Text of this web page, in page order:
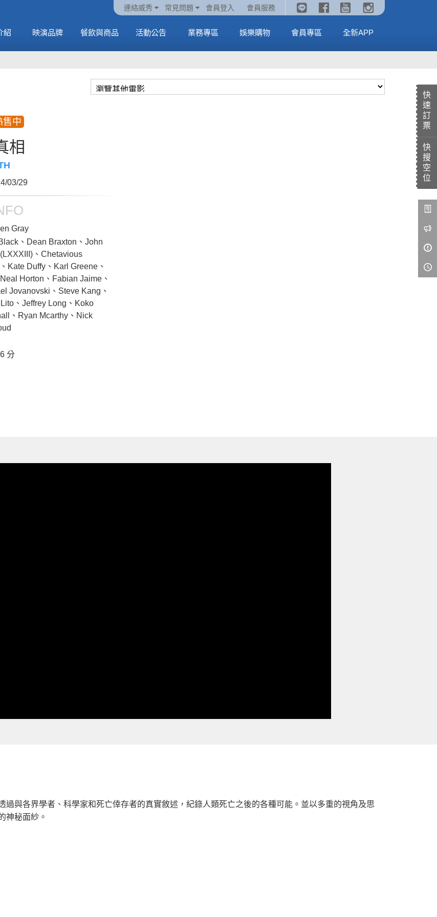
連絡威秀 常見問題 會員登入 會員服務
紹 MORE
火熱預售中《橡樹街
末日》
MORE
火熱預售中《汪汪隊立大功：恐龍大電影》
映演品牌 餐飲與商品
MORE
🥤威秀獨家電影套餐
🥤全台熱賣中
MORE
《劇場版吉伊卡哇》🥤威秀獨家電影套餐🥤
全台熱賣中
MORE
活動公告 業務專區 娛樂購物 會員專區 全新APP
快
速
訂
票
快
搜
空
位
相
03/29
Gray
、Dean Braxton、John
、Chetavious
Kate Duffy、Karl Greene、
Horton、Fabian Jaime、
Jovanovski、Steve Kang、
、Jeffrey Long、Koko
、Ryan Mcarthy、Nick
分
與各界學者、科學家和死亡倖存者的真實敘述，紀錄人類死亡之後的各種可能。並以多重的視角及思
神秘面紗。